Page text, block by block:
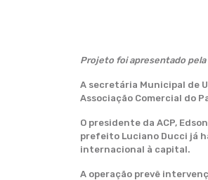
Projeto foi apresentado
A secretária Municipal de
Associação Comercial do
O presidente da ACP,
prefeito Luciano Ducci já
internacional à capital.
A operação prevê